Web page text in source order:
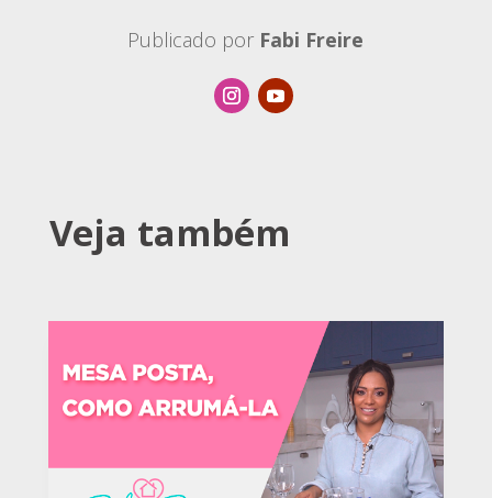
Publicado por Fabi Freire
Veja também